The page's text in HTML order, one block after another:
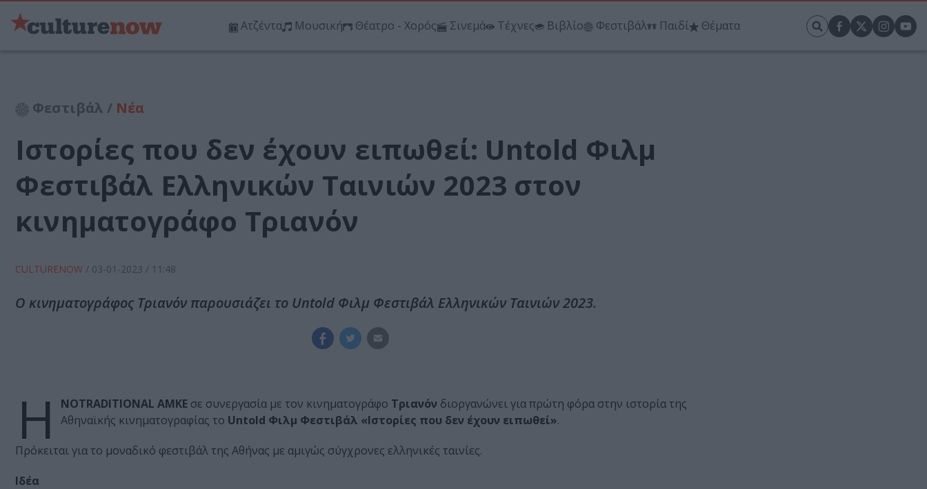
Ατζέντα Μουσική Θέατρο - Χορός Σινεμά Τέχνες Βιβλίο Φεστιβάλ Παιδί Θέματα
Φεστιβάλ / Νέα
Ιστορίες που δεν έχουν ειπωθεί: Untold Φιλμ
Φεστιβάλ Ελληνικών Ταινιών 2023 στον
κινηματογράφο Τριανόν
CULTURENOW / 03-01-2023 / 11:48
Ο κινηματογράφος Τριανόν παρουσιάζει το Untold Φιλμ Φεστιβάλ Ελληνικών Ταινιών 2023.
Η NOTRADITIONAL AMKE σε συνεργασία με τον κινηματογράφο Τριανόν διοργανώνει για πρώτη φόρα στην ιστορία της
Αθηναϊκής κινηματογραφίας το Untold Φιλμ Φεστιβάλ «Ιστορίες που δεν έχουν ειπωθεί».
Πρόκειται για το μοναδικό φεστιβάλ της Αθήνας με αμιγώς σύγχρονες ελληνικές ταινίες.
Ιδέα